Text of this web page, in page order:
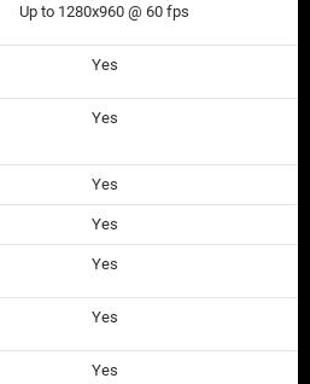
Up to 1280x960 @ 60 fps
Yes
Yes
Yes
Yes
Yes
Yes
Yes